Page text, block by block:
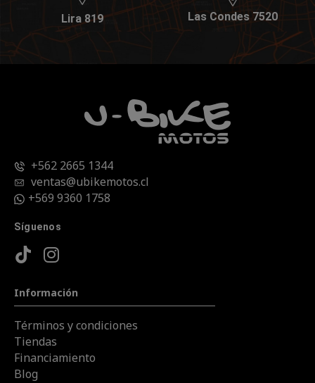
Lira 819 Las Condes 7520
+562 2665 1344
ventas@ubikemotos.cl
+569 9360 1758
Síguenos
Información
Términos y condiciones
Tiendas
Financiamiento
Blog